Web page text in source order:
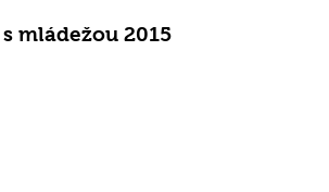
mládežou 2015